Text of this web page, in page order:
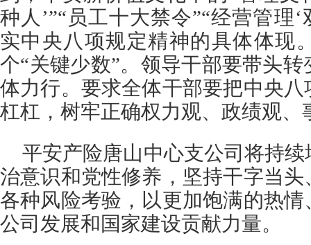
种人’”“员工十大禁令”“经营管理
实中央八项规定精神的具体体现
个“关键少数”。领导干部要带头
体力行。要求全体干部要把中央
杠杠，树牢正确权力观、政绩观、
平安产险唐山中心支公司将持
治意识和党性修养，坚持干字当
各种风险考验，以更加饱满的热
公司发展和国家建设贡献力量。